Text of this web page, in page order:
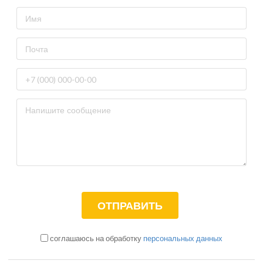
соглашаюсь на обработку персональных данных